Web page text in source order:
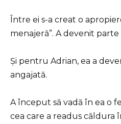
Între ei s-a creat o
menajeră”. A devenit parte
Și pentru Adrian, ea a
angajată.
A început să vadă în ea o
cea care a readus căldura